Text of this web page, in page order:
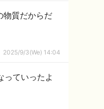
物質だからだ
2025/9/3(We) 14:04
っていったよ